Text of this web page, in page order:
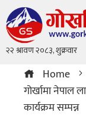
Home
गोर्खामा नेपाल
कार्यक्रम सम्पन्न